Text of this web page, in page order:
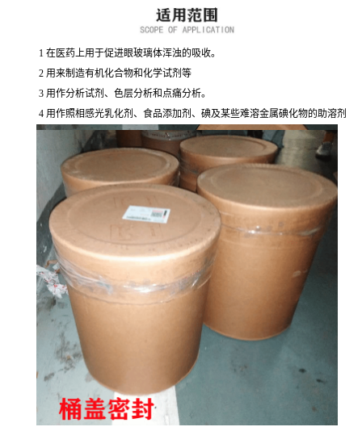
1 在医药上用于促进眼玻璃体浑浊的吸收。
2 用来制造有机化合物和化学试剂等
3 用作分析试剂、色层分析和点痛分析。
4 用作照相感光乳化剂、食品添加剂、碘及某些难溶金属碘化物的助溶剂